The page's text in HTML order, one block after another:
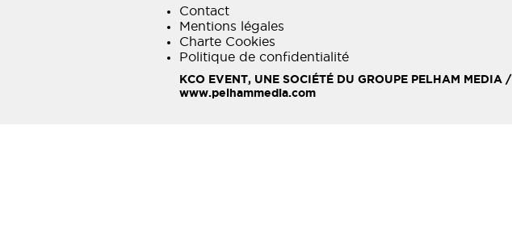
Contact
Mentions légales
Charte Cookies
Politique de confidentialité
KCO EVENT, UNE SOCIÉTÉ DU GROUPE PELHAM MEDIA /
www.pelhammedia.com